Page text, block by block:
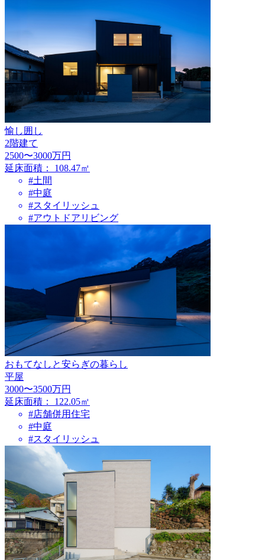
愉し囲し
2階建て
2500〜3000万円
延床面積：
108.47㎡
#土間
#中庭
#スタイリッシュ
#アウトドアリビング
おもてなしと安らぎの暮らし
平屋
3000〜3500万円
延床面積：
122.05㎡
#店舗併用住宅
#中庭
#スタイリッシュ